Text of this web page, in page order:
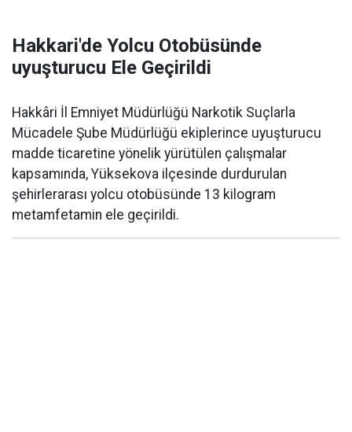
Hakkari'de Yolcu Otobüsünde
uyuşturucu Ele Geçirildi
Hakkâri İl Emniyet Müdürlüğü Narkotik Suçlarla
Mücadele Şube Müdürlüğü ekiplerince uyuşturucu
madde ticaretine yönelik yürütülen çalışmalar
kapsamında, Yüksekova ilçesinde durdurulan
şehirlerarası yolcu otobüsünde 13 kilogram
metamfetamin ele geçirildi.